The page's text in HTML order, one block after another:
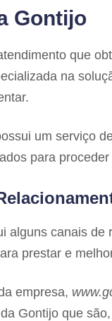
Gontijo
que
na
um serviço
para
alguns canais de
prestar e
empresa,
Gontijo que